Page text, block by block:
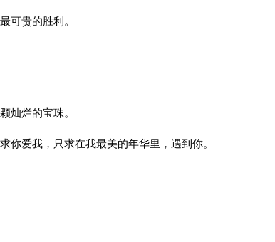
贵的胜利。
烂的宝珠。
爱我，只求在我最美的年华里，遇到你。